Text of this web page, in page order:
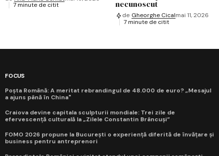
7 minute de citit
necunoscut
de Gheorghe Cicalmai 11, 2026
7 minute de citit
FOCUS
Poșta Română: A meritat rebrandingul de 48.000 de euro? „Mesajul
a ajuns până în China"
Craiova devine capitala sculpturii mondiale: Trei zile de
efervescență culturală la „Zilele Constantin Brâncuși”
FOMO 2026 propune la București o experiență diferită de învățare și
business pentru antreprenori